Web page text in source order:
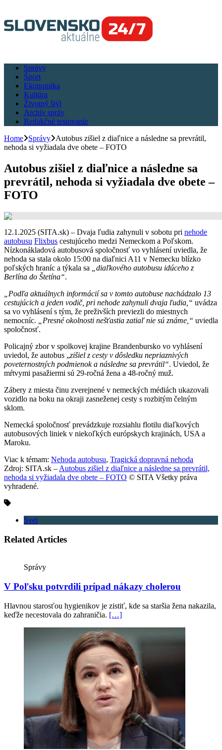
Správy
Šport
Ekonomika
Kultúra
Životný štýl
Archív správ
Redakčné testovanie
Home
Správy
Autobus zišiel z diaľnice a následne sa prevrátil,
nehoda si vyžiadala dve obete – FOTO
Autobus zišiel z diaľnice a následne sa
prevrátil, nehoda si vyžiadala dve obete –
FOTO
12.1.2025 (SITA.sk) – Dvaja ľudia zahynuli v sobotu pri nehode
autobusu Flixbus cestujúceho medzi Nemeckom a Poľskom.
Nízkonákladová autobusová spoločnosť vo vyhlásení uviedla, že
nehoda sa stala okolo 15:00 na diaľnici A11 v Nemecku blízko
poľských hraníc a týkala sa
„diaľkového autobusu idúceho z
Berlína do Štetína“.
„Podľa aktuálnych informácií sa v tomto autobuse nachádzalo 13
cestujúcich a jeden vodič, pri nehode zahynuli dvaja ľudia,“ uvádza
sa vo vyhlásení s tým, že preživších previezli do miestnych
nemocníc.
„Presné okolnosti nešťastia zatiaľ nie sú známe,“ uviedla
spoločnosť.
Policajný zbor v spolkovej krajine Brandenbursko vo vyhlásení
uviedol, že autobus „zišiel z cesty v dôsledku nepriaznivých
poveternostných podmienok a následne sa prevrátil“. Uviedol, že
mŕtvymi pasažiermi sú 29-ročná žena a 48-ročný muž.
Zábery z miesta činu zverejnené v nemeckých médiách ukazovali
vozidlo na boku na okraji zasneženej cesty s rozbitým čelným
sklom.
Nemecká spoločnosť prevádzkuje rozsiahlu flotilu diaľkových
autobusových liniek v niekoľkých európskych krajinách, USA a
Maroku.
Viac k témam: Nehoda autobusu, Tragická dopravná nehoda
Zdroj: SITA.sk – Autobus zišiel z diaľnice a následne sa prevrátil,
nehoda si vyžiadala dve obete – FOTO © SITA Všetky práva
vyhradené.
Svet
Related Articles
Správy
V Poľsku potvrdili prípad nákazy cholerou
Hlavnou starosťou hygienikov je zistiť, kde sa staršia žena nakazila,
keďže necestovala do zahraničia. […]